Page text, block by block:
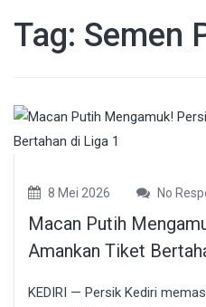
Tag: Semen
8 Mei 2026 No
Macan Putih
Amankan Tiket
KEDIRI — Persik Kediri